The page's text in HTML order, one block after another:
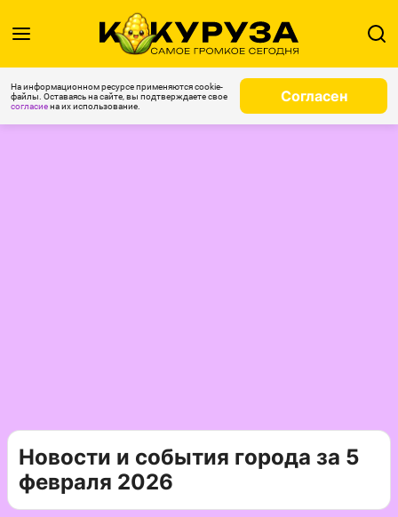
На информационном ресурсе применяются cookie-
файлы. Оставаясь на сайте, вы подтверждаете свое
согласиена их использование.
Согласен
Новости и события города за 5
февраля 2026